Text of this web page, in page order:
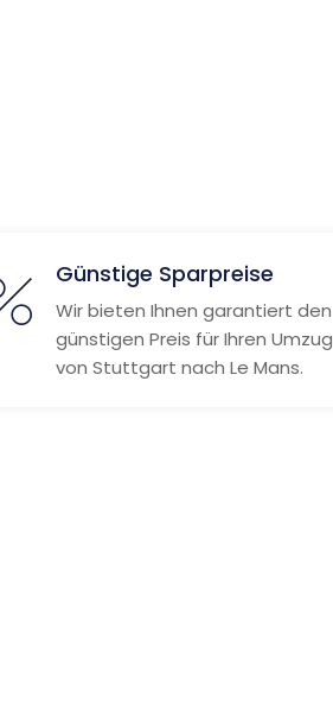
Günstige Sparpreise
Wir bieten Ihnen garantiert den
günstigen Preis für Ihren Umzug
von Stuttgart nach Le Mans.